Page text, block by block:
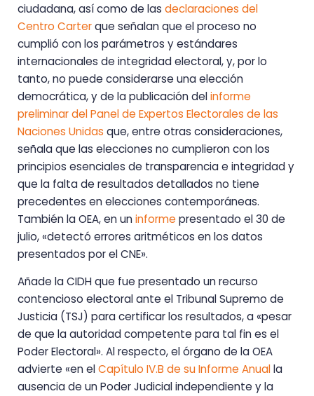
ciudadana, así como de las declaraciones del
Centro Carterque señalan que el proceso no
cumplió con los parámetros y estándares
internacionales de integridad electoral, y, por lo
tanto, no puede considerarse una elección
democrática, y de la publicación delinforme
preliminar del Panel de Expertos Electorales de las
Naciones Unidas que, entre otras consideraciones,
señala que las elecciones no cumplieron con los
principios esenciales de transparencia e integridad y
que la falta de resultados detallados no tiene
precedentes en elecciones contemporáneas.
También la OEA, en uninforme presentado el 30 de
julio, «detectó errores aritméticos en los datos
presentados por el CNE».
Añade la CIDH que fue presentado un recurso
contencioso electoral ante el Tribunal Supremo de
Justicia (TSJ) para certificar los resultados, a «pesar
de que la autoridad competente para tal fin es el
Poder Electoral». Al respecto, el órgano de la OEA
advierte «en elCapítulo IV.B de su Informe Anualla
ausencia de un Poder Judicial independiente y la